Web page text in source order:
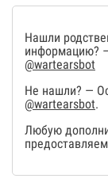
Нашли
информацию?
@wartearsbot
Не нашли? —
@wartearsbot.
Любую